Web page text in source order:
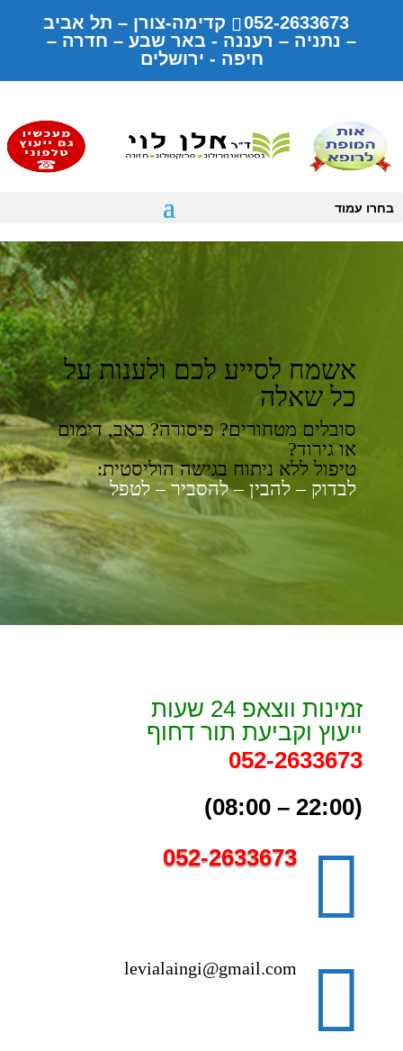
052-2633673 קדימה-צורן – תל אביב
– נתניה – רעננה - באר שבע – חדרה –
חיפה - ירושלים
בחרו עמוד
אשמח לסייע לכם ולענות על
כל שאלה
סובלים מטחורים? פיסורה? כאב, דימום
או גירוד?
טיפול ללא ניתוח בגישה הוליסטית:
לבדוק – להבין – להסביר – לטפל
זמינות ווצאפ 24 שעות
ייעוץ וקביעת תור דחוף
052-2633673
(22:00 – 08:00)

052-2633673

levialaingi@gmail.com